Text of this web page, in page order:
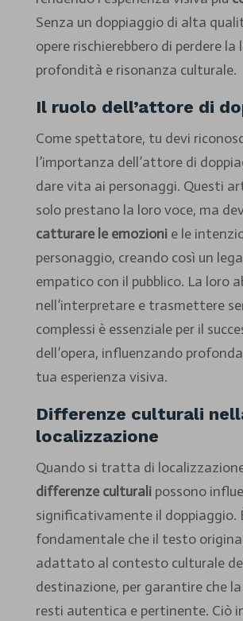
Senza un doppiaggio di alta
opere rischierebbero di perdere la
profondità e risonanza culturale.
Il ruolo dell’attore di
Come spettatore, tu devi
l’importanza dell’attore di
dare vita ai personaggi. Questi
solo prestano la loro voce, ma
catturare le emozionie le
personaggio, creando così un
empatico con il pubblico. La loro
nell’interpretare e trasmettere
complessi è essenziale per il
dell’opera, influenzando
tua esperienza visiva.
Differenze culturali
localizzazione
Quando si tratta di
differenze culturalipossono
significativamente il doppiaggio.
fondamentale che il testo
adattato al contesto culturale
destinazione, per garantire che
resti autentica e pertinente. Ciò